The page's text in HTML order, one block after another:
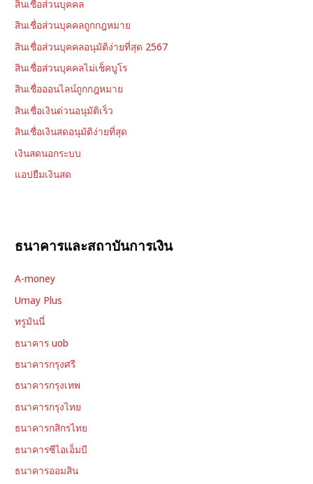
สินเชื่อส่วนบุคคล
สินเชื่อส่วนบุคคลถูกกฎหมาย
สินเชื่อส่วนบุคคลอนุมัติง่ายที่สุด 2567
สินเชื่อส่วนบุคคลไม่เช็คบูโร
สินเชื่อออนไลน์ถูกกฎหมาย
สินเชื่อเงินด่วนอนุมัติเร็ว
สินเชื่อเงินสดอนุมัติง่ายที่สุด
เงินสดนอกระบบ
แอปยืมเงินสด
ธนาคารและสถาบันการเงิน
A-money
Umay Plus
ทรูมันนี่
ธนาคาร uob
ธนาคารกรุงศรี
ธนาคารกรุงเทพ
ธนาคารกรุงไทย
ธนาคารกสิกรไทย
ธนาคารซีไอเอ็มบี
ธนาคารออมสิน